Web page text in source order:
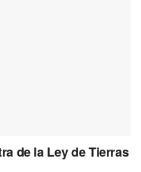
de la Ley de Tierras